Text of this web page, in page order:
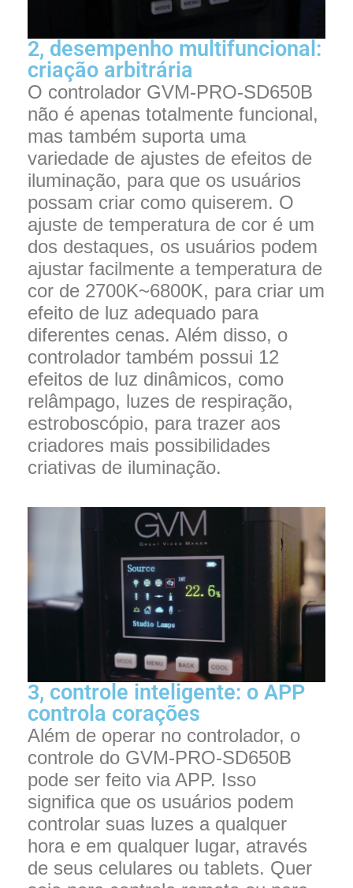
2, desempenho multifuncional:
criação arbitrária
O controlador GVM-PRO-SD650B
não é apenas totalmente funcional,
mas também suporta uma
variedade de ajustes de efeitos de
iluminação, para que os usuários
possam criar como quiserem. O
ajuste de temperatura de cor é um
dos destaques, os usuários podem
ajustar facilmente a temperatura de
cor de 2700K~6800K, para criar um
efeito de luz adequado para
diferentes cenas. Além disso, o
controlador também possui 12
efeitos de luz dinâmicos, como
relâmpago, luzes de respiração,
estroboscópio, para trazer aos
criadores mais possibilidades
criativas de iluminação.
3, controle inteligente: o APP
controla corações
Além de operar no controlador, o
controle do GVM-PRO-SD650B
pode ser feito via APP. Isso
significa que os usuários podem
controlar suas luzes a qualquer
hora e em qualquer lugar, através
de seus celulares ou tablets. Quer